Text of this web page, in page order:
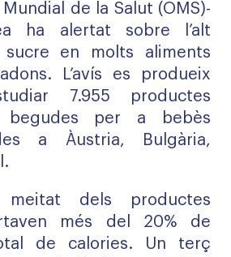
Mundial de la Salut (OMS)-
ha alertat sobre l’alt
en molts aliments
L’avís es produeix
7.955 productes
begudes per a bebès
a Àustria, Bulgària,
dels productes
més del 20% de
de calories. Un terç